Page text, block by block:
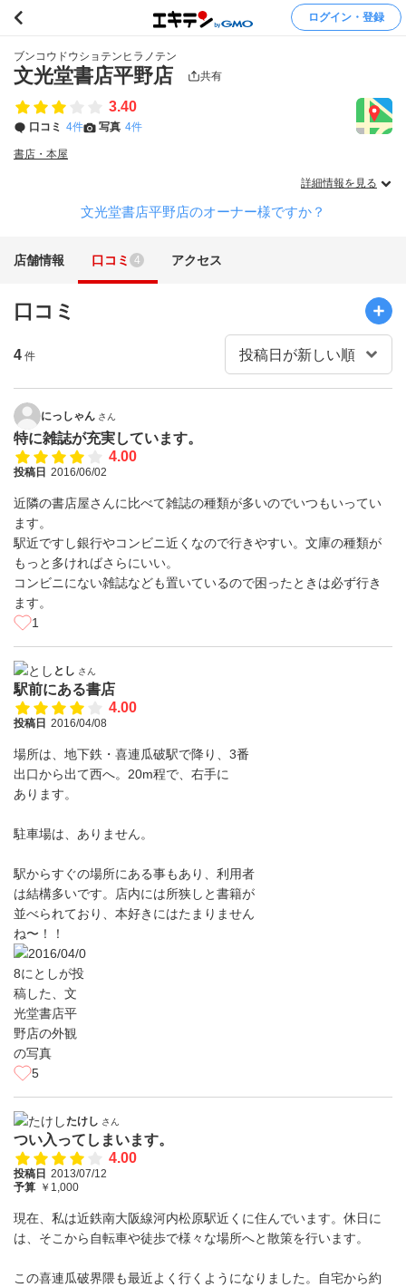
ログイン・登録
ブンコウドウショテンヒラノテン
文光堂書店平野店 共有
3.40
口コミ 4件 写真 4件
書店・本屋
詳細情報を見る
文光堂書店平野店のオーナー様ですか？
店舗情報 口コミ 4 アクセス
口コミ
4 件
にっしゃん さん
特に雑誌が充実しています。
4.00
投稿日 2016/06/02
近隣の書店屋さんに比べて雑誌の種類が多いのでいつもいってい
ます。
駅近ですし銀行やコンビニ近くなので行きやすい。文庫の種類が
もっと多ければさらにいい。
コンビニにない雑誌なども置いているので困ったときは必ず行き
ます。
1
とし さん
駅前にある書店
4.00
投稿日 2016/04/08
場所は、地下鉄・喜連瓜破駅で降り、3番
出口から出て西へ。20m程で、右手に
あります。
駐車場は、ありません。
駅からすぐの場所にある事もあり、利用者
は結構多いです。店内には所狭しと書籍が
並べられており、本好きにはたまりません
ね〜！！
5
たけし さん
つい入ってしまいます。
4.00
投稿日 2013/07/12
予算 ￥1,000
現在、私は近鉄南大阪線河内松原駅近くに住んでいます。休日に
は、そこから自転車や徒歩で様々な場所へと散策を行います。
この喜連瓜破界隈も最近よく行くようになりました。自宅から約